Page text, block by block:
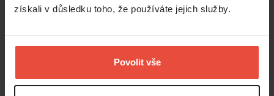
získali v důsledku toho, že používáte jejich služby.
Povolit vše
Dolní Bělá, Dolní Bělá